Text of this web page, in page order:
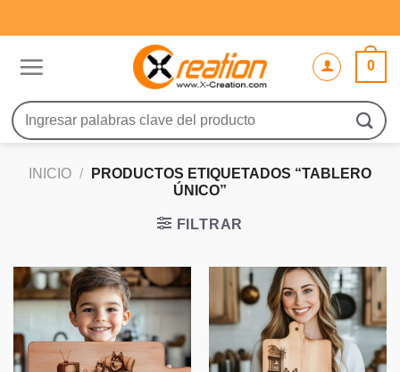
al
0
Buscar
por:
INICIO /
PRODUCTOS ETIQUETADOS “TABLERO
ÚNICO”
FILTRAR